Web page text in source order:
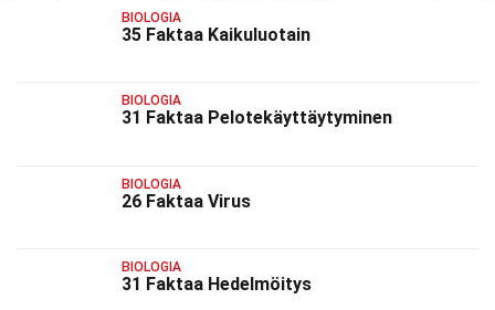
BIOLOGIA
35 Faktaa Kaikuluotain
BIOLOGIA
31 Faktaa Pelotekäyttäytyminen
BIOLOGIA
26 Faktaa Virus
BIOLOGIA
31 Faktaa Hedelmöitys